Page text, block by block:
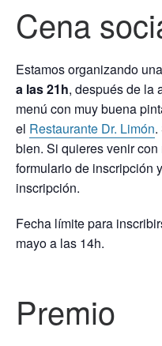
Cena
Estamos organizando
a las 21h, después de la
menú con muy buena
el Restaurante Dr. Limón.
bien. Si quieres venir
formulario de inscripción
inscripción.
Fecha límite para
mayo a las 14h.
Premio